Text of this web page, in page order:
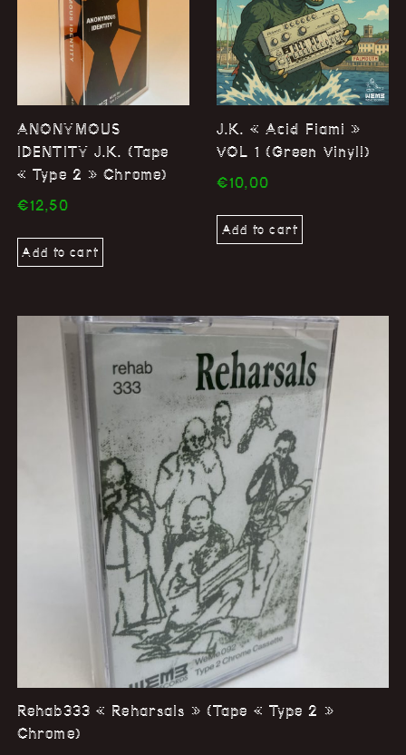
J.K. « Acid Fiami »
VOL 1 (Green Vinyl!)
€10,00
Add to cart
ANONYMOUS
IDENTITY J.K. (Tape
« Type 2 » Chrome)
€12,50
Add to cart
Rehab333 « Reharsals » (Tape « Type 2 »
Chrome)